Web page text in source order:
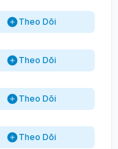
Theo Dõi
Theo Dõi
Theo Dõi
Theo Dõi